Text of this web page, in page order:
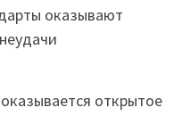
оказывают
открытое